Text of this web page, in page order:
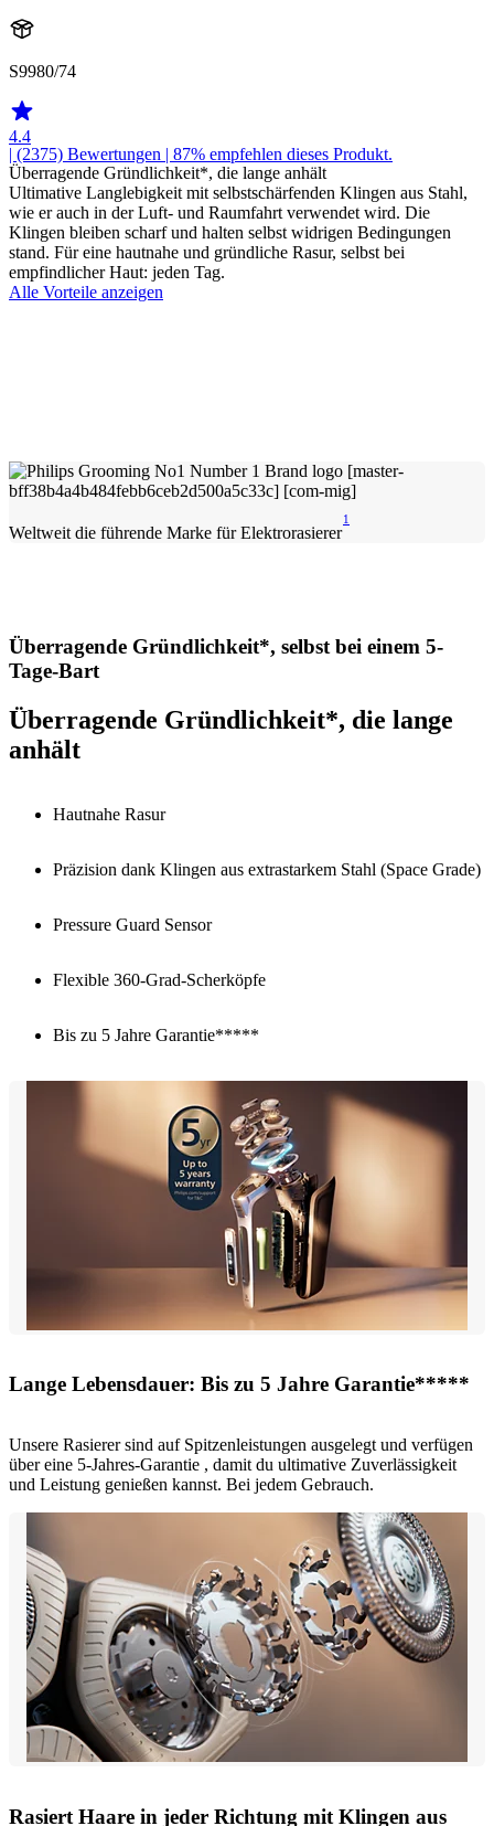
S9980/74
4.4
| (2375) Bewertungen | 87% empfehlen dieses Produkt.
Überragende Gründlichkeit*, die lange anhält
Ultimative Langlebigkeit mit selbstschärfenden Klingen aus Stahl,
wie er auch in der Luft- und Raumfahrt verwendet wird. Die
Klingen bleiben scharf und halten selbst widrigen Bedingungen
stand. Für eine hautnahe und gründliche Rasur, selbst bei
empfindlicher Haut: jeden Tag.
Alle Vorteile anzeigen
Weltweit die führende Marke für Elektrorasierer
1
Überragende Gründlichkeit*, selbst bei einem 5-
Tage-Bart
Überragende Gründlichkeit*, die lange
anhält
Hautnahe Rasur
Präzision dank Klingen aus extrastarkem Stahl (Space Grade)
Pressure Guard Sensor
Flexible 360-Grad-Scherköpfe
Bis zu 5 Jahre Garantie*****
Lange Lebensdauer: Bis zu 5 Jahre Garantie*****
Unsere Rasierer sind auf Spitzenleistungen ausgelegt und verfügen
über eine 5-Jahres-Garantie , damit du ultimative Zuverlässigkeit
und Leistung genießen kannst. Bei jedem Gebrauch.
Rasiert Haare in jeder Richtung mit Klingen aus